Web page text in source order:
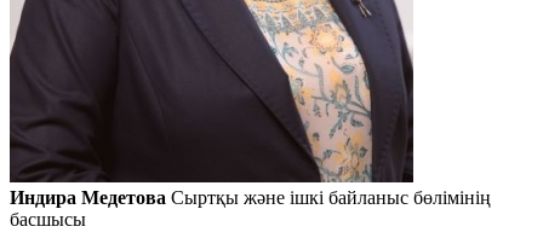
Индира Медетова Сыртқы және ішкі байланыс бөлімінің
басшысы